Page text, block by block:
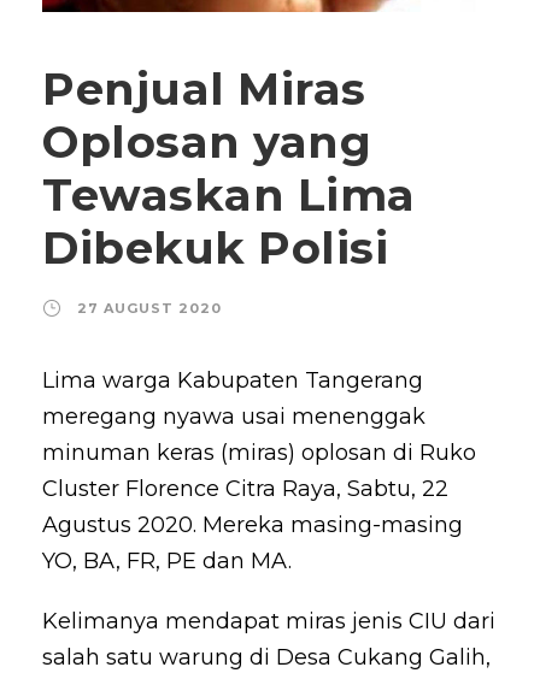
Penjual Miras
Oplosan yang
Tewaskan Lima
Dibekuk Polisi
27 AUGUST 2020
Lima warga Kabupaten Tangerang
meregang nyawa usai menenggak
minuman keras (miras) oplosan di Ruko
Cluster Florence Citra Raya, Sabtu, 22
Agustus 2020. Mereka masing-masing
YO, BA, FR, PE dan MA.
Kelimanya mendapat miras jenis CIU dari
salah satu warung di Desa Cukang Galih,